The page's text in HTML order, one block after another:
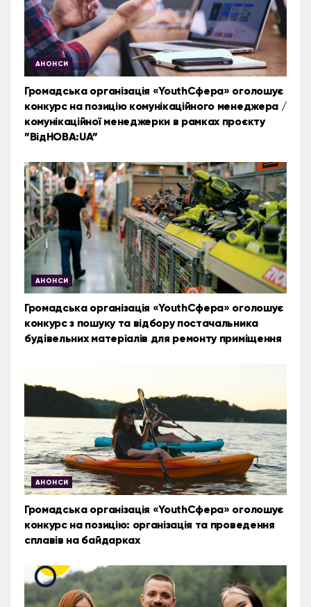
АНОНСИ
Громадська організація «YouthСфера» оголошує
конкурс на позицію комунікаційного менеджера /
комунікаційної менеджерки в рамках проєкту
”ВідНОВА:UA”
АНОНСИ
Громадська організація «YouthСфера» оголошує
конкурс з пошуку та відбору постачальника
будівельних матеріалів для ремонту приміщення
АНОНСИ
Громадська організація «YouthСфера» оголошує
конкурс на позицію: організація та проведення
сплавів на байдарках